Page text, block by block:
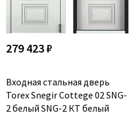
279 423 ₽
Входная стальная дверь
Torex Snegir Cottege 02 SNG-
2 белый SNG-2 КТ белый